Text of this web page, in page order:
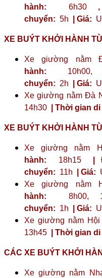
hành: 6h30
chuyển: 5h | Giá:
XE BUÝT KHỞI HÀNH
Xe giường nằm
hành: 10h00,
chuyển: 2h | Giá:
Xe giường nằm Đà
14h30
| Thời gian
XE BUÝT KHỞI HÀNH
Xe giường nằm
hành: 18h15 |
chuyển: 11h | Giá:
Xe giường nằm
hành: 8h00,
chuyển: 1h | Giá:
Xe giường nằm
13h45
| Thời gian
CÁC XE BUÝT KHỞI
Xe giường nằm